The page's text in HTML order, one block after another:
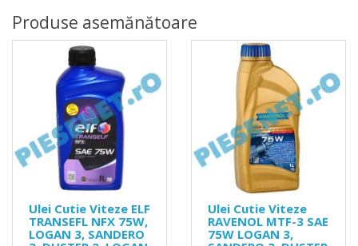
Produse asemănătoare
Ulei Cutie Viteze ELF
TRANSEFL NFX 75W,
LOGAN 3, SANDERO
Ulei Cutie Viteze
RAVENOL MTF-3 SAE
75W LOGAN 3,